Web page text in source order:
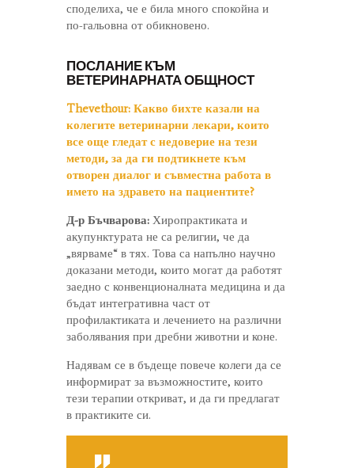
споделиха, че е била много спокойна и
по-гальовна от обикновено.
ПОСЛАНИЕ КЪМ
ВЕТЕРИНАРНАТА ОБЩНОСТ
Thevethour: Какво бихте казали на
колегите ветеринарни лекари, които
все още гледат с недоверие на тези
методи, за да ги подтикнете към
отворен диалог и съвместна работа в
името на здравето на пациентите?
Д-р Бъчварова: Хиропрактиката и
акупунктурата не са религии, че да
„вярваме“ в тях. Това са напълно научно
доказани методи, които могат да работят
заедно с конвенционалната медицина и да
бъдат интегративна част от
профилактиката и лечението на различни
заболявания при дребни животни и коне.
Надявам се в бъдеще повече колеги да се
информират за възможностите, които
тези терапии откриват, и да ги предлагат
в практиките си.